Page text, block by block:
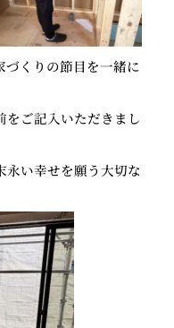
づくりの節目を一緒に
をご記入いただきまし
い幸せを願う大切な